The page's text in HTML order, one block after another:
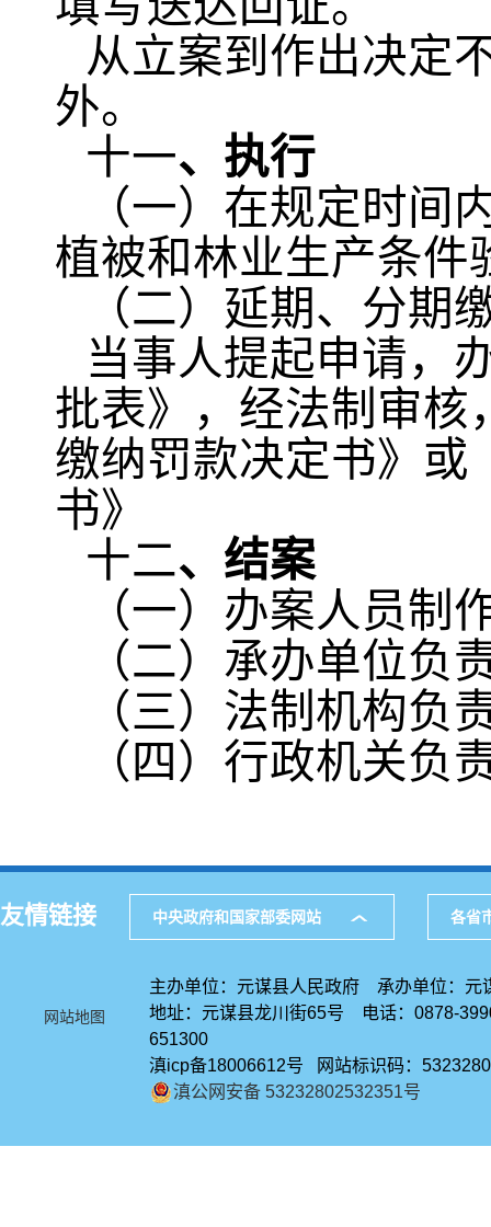
从立案到作出决定
外。
十一、执行
（一）在规定时间
植被和林业生产条件
（二）延期、分期
当事人提起申请，
批表》，经法制审核
缴纳罚款决定书》或
书》
十二、结案
（一）办案人员制
（二）承办单位负
（三）法制机构负
（四）行政机关负
友情链接 中央政府和国家部委网站 各省
网站地图
主办单位：元谋县人民政府 承办单位：元
地址：元谋县龙川街65号 电话：0878-
651300
滇icp备18006612号 网站标识码：
滇公网安备 53232802532351号